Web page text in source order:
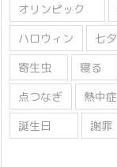
オリンピック
ハロウィン
七夕
寄生虫
寝る
点つなぎ
熱中症
誕生日
謝罪